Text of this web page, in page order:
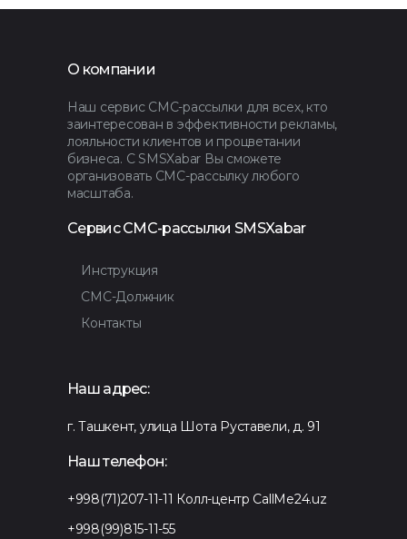
О компании
Наш сервис СМС-рассылки для всех, кто
заинтересован в эффективности рекламы,
лояльности клиентов и процветании
бизнеса. С SMSXabar Вы сможете
организовать СМС-рассылку любого
масштаба.
Сервис СМС-рассылки SMSXabar
Инструкция
СМС-Должник
Контакты
Наш адрес:
г. Ташкент, улица Шота Руставели, д. 91
Наш телефон:
+998(71)207-11-11 Колл-центр CallMe24.uz
+998(99)815-11-55